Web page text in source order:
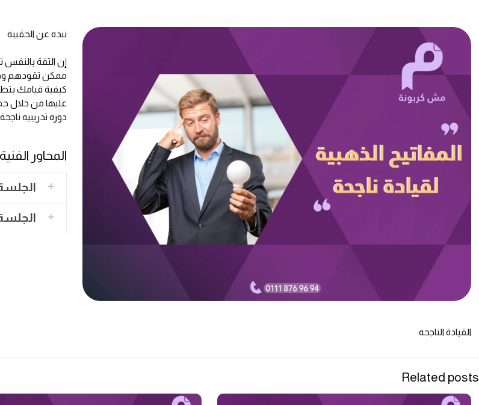
نبذه عن الحقيبة
إن الثقة
ممكن تقودهم
كيفية قيامك
عليها من خلال
دوره تدريبيه ناجحة
المحاور الفنية
الجلسة
الجلسة
القيادة الناجحه
Related posts